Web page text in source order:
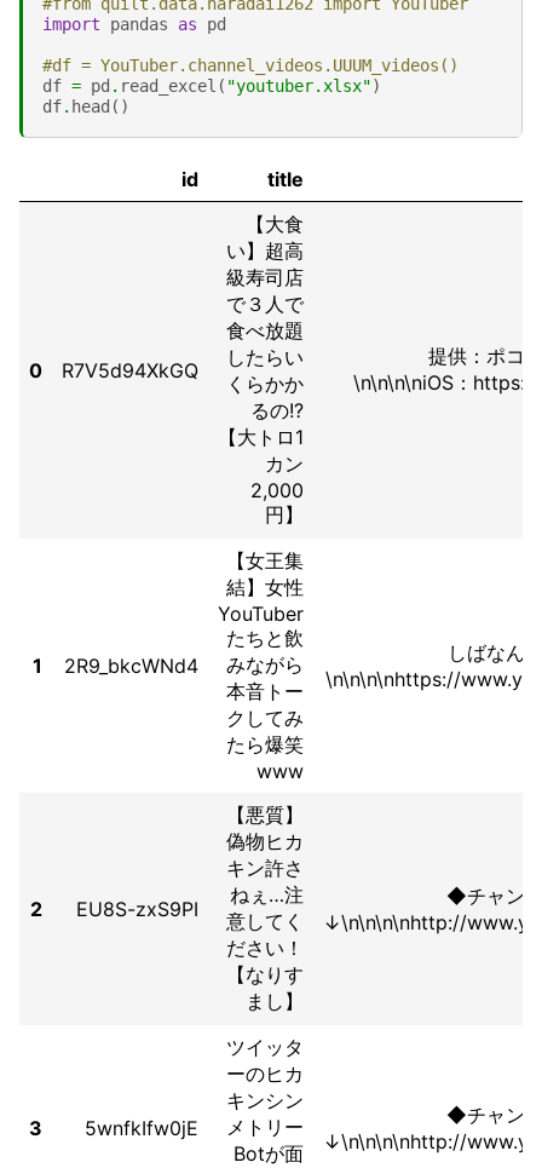
import
pandas as pd
#df = YouTuber.channel_videos.UUUM_videos()
df = pd . read_excel ( "youtuber.xlsx")
df. head ()
id title
0 R7V5d94XkGQ
【大食
い】超高
級寿司店
で３人で
食べ放題
したらい
くらかか
るの!?
【大トロ1
カン
2,000
円】
提供：ポコ
\n\n\n\niOS：
1 2R9_bkcWNd4
【女王集
結】女性
YouTuber
たちと飲
みながら
本音トー
クしてみ
たら爆笑
www
しばなん
\n\n\n\nhttps://
2 EU8S-zxS9PI
【悪質】
偽物ヒカ
キン許さ
ねぇ…注
意してく
ださい！
【なりす
まし】
◆チャン
↓\n\n\n\nhttp://
3 5wnfkIfw0jE
ツイッタ
ーのヒカ
キンシン
メトリー
Botが面
◆チャン
↓\n\n\n\nhttp://